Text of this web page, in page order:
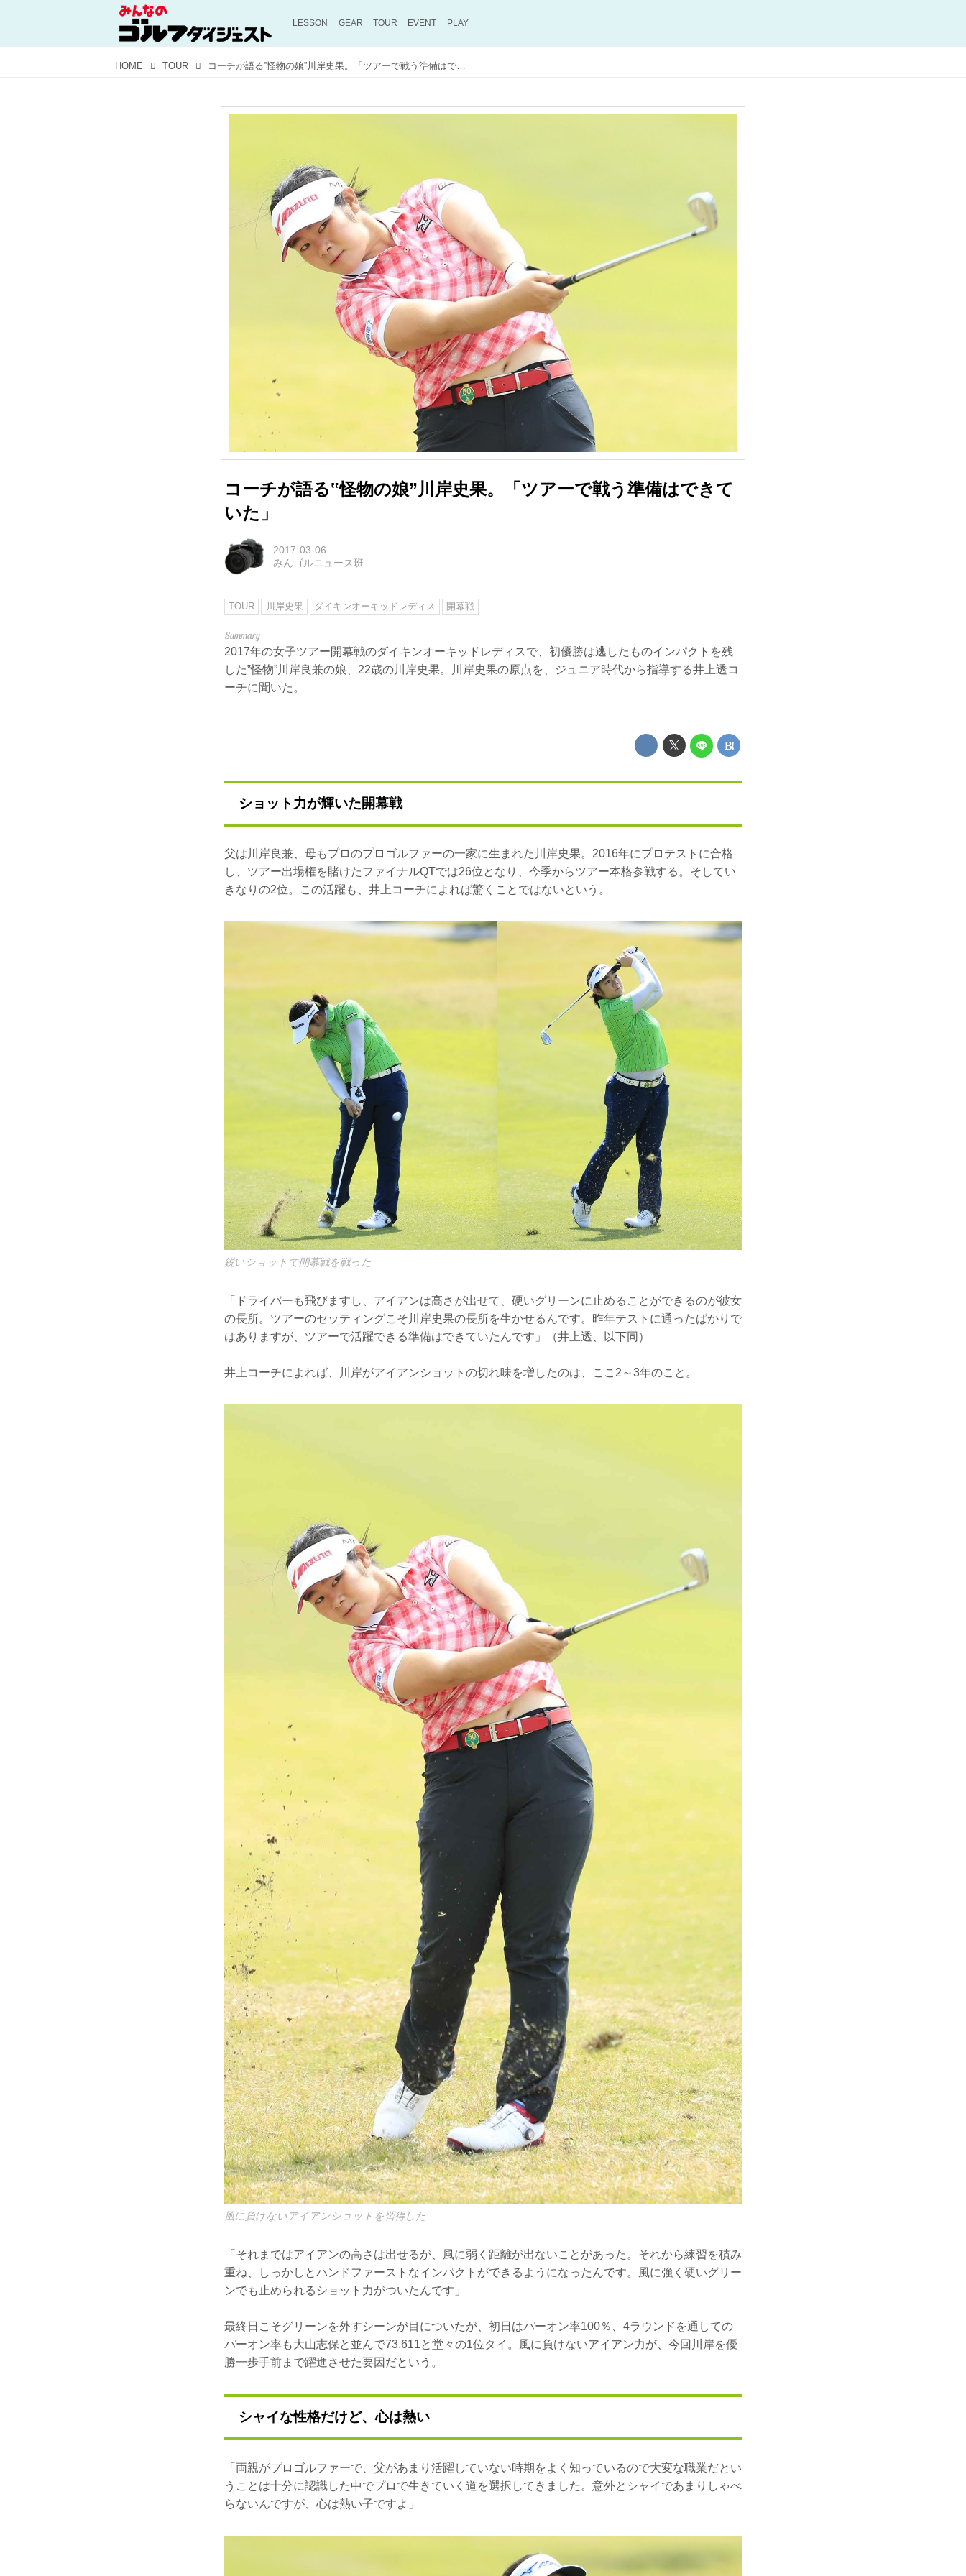
LESSON GEAR TOUR EVENT PLAY
HOME TOUR コーチが語る‟怪物の娘”川岸史果。「ツアーで戦う準備はできていた」
コーチが語る‟怪物の娘”川岸史果。「ツアーで戦う準備はできて
いた」
2017-03-06
みんゴルニュース班
TOUR 川岸史果 ダイキンオーキッドレディス 開幕戦
2017年の女子ツアー開幕戦のダイキンオーキッドレディスで、初優勝は逃したものインパクトを残
した‟怪物”川岸良兼の娘、22歳の川岸史果。川岸史果の原点を、ジュニア時代から指導する井上透コ
ーチに聞いた。
ショット力が輝いた開幕戦
父は川岸良兼、母もプロのプロゴルファーの一家に生まれた川岸史果。2016年にプロテストに合格
し、ツアー出場権を賭けたファイナルQTでは26位となり、今季からツアー本格参戦する。そしてい
きなりの2位。この活躍も、井上コーチによれば驚くことではないという。
鋭いショットで開幕戦を戦った
「ドライバーも飛びますし、アイアンは高さが出せて、硬いグリーンに止めることができるのが彼女
の長所。ツアーのセッティングこそ川岸史果の長所を生かせるんです。昨年テストに通ったばかりで
はありますが、ツアーで活躍できる準備はできていたんです」（井上透、以下同）
井上コーチによれば、川岸がアイアンショットの切れ味を増したのは、ここ2～3年のこと。
風に負けないアイアンショットを習得した
「それまではアイアンの高さは出せるが、風に弱く距離が出ないことがあった。それから練習を積み
重ね、しっかしとハンドファーストなインパクトができるようになったんです。風に強く硬いグリー
ンでも止められるショット力がついたんです」
最終日こそグリーンを外すシーンが目についたが、初日はパーオン率100％、4ラウンドを通しての
パーオン率も大山志保と並んで73.611と堂々の1位タイ。風に負けないアイアン力が、今回川岸を優
勝一歩手前まで躍進させた要因だという。
シャイな性格だけど、心は熱い
「両親がプロゴルファーで、父があまり活躍していない時期をよく知っているので大変な職業だとい
うことは十分に認識した中でプロで生きていく道を選択してきました。意外とシャイであまりしゃべ
らないんですが、心は熱い子ですよ」